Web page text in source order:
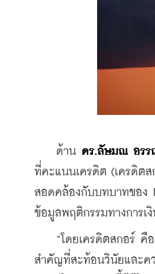
ด้าน ดร.ลัษมณ อรร
ที่คะแนนเครดิต (เครดิต
สอดคล้องกับบทบาทของ
ข้อมูลพฤติกรรมทางการเ
“โดยเครดิตสกอร์ คือ
สำคัญที่สะท้อนวินัยและคว